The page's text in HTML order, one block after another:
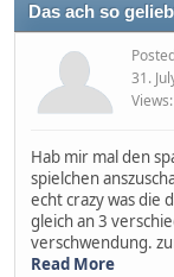
Das ach so
31.
Hab mir mal den
spielchen
echt crazy was die
gleich an 3
verschwendung.
Read More